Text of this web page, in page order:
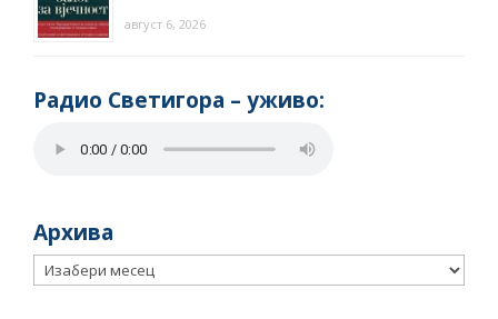
август 6, 2026
Радио Светигора – yживо:
Архива
Архива